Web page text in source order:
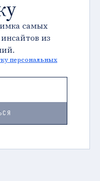
самых
из
персональных